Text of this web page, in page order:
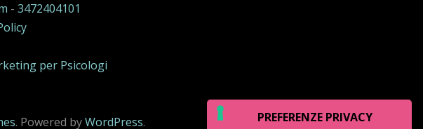
- 3472404101
per Psicologi
. Powered byWordPress.